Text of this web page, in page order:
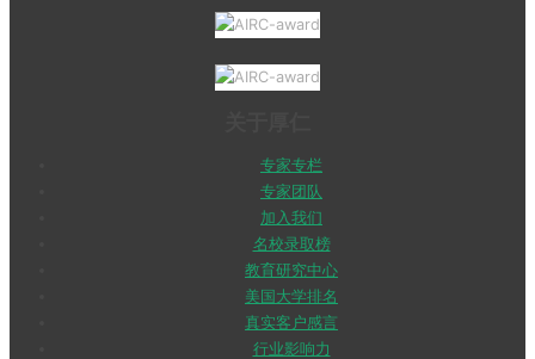
专家专栏
专家团队
加入我们
名校录取榜
教育研究中心
美国大学排名
真实客户感言
行业影响力